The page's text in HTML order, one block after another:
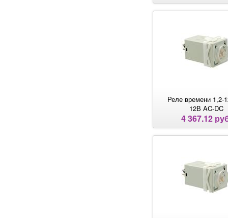
Реле времени 1,2-
12В AC-DC
4 367.12